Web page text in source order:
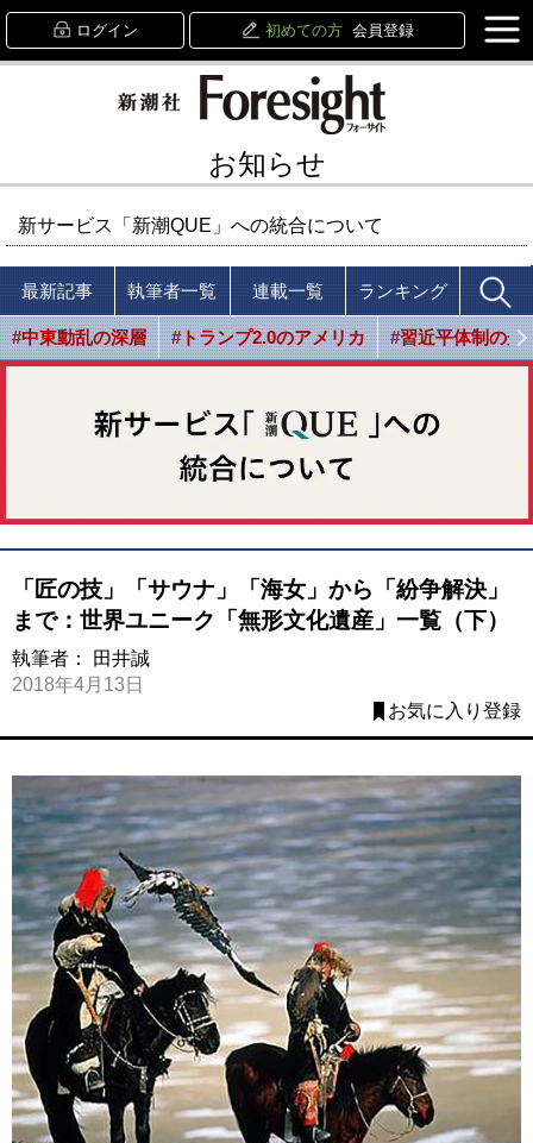
ログイン 初めての方 会員登録
お知らせ
新サービス「新潮QUE」への統合について
最新記事 執筆者一覧 連載一覧 ランキング
#中東動乱の深層 #トランプ2.0のアメリカ #習近平体制の光
「匠の技」「サウナ」「海女」から「紛争解決」
まで：世界ユニーク「無形文化遺産」一覧（下）
執筆者：
田井誠
2018年4月13日
お気に入り登録